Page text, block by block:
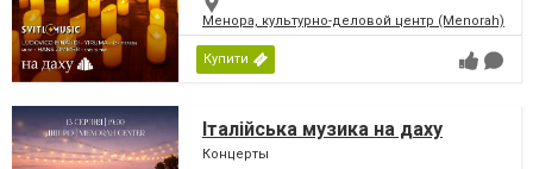
Менора, культурно-деловой центр (Menorah)
Купити
Італійська музика на даху
Концерты